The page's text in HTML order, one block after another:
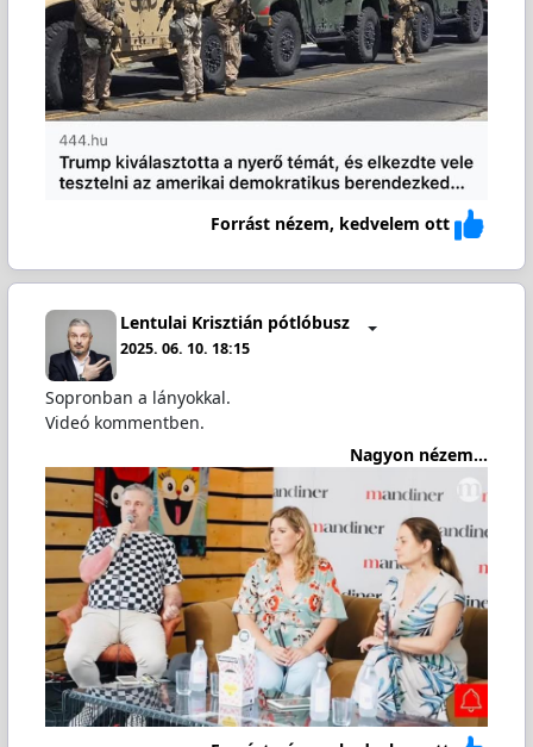
Forrást nézem, kedvelem ott
Lentulai Krisztián pótlóbusz
2025. 06. 10. 18:15
Sopronban a lányokkal.
Videó kommentben.
Nagyon nézem...